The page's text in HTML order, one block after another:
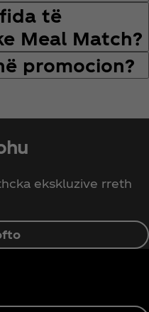
të
Meal Match?
promocion?
ekskluzive rreth